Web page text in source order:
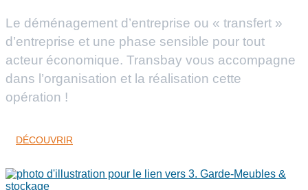
Le déménagement d’entreprise ou « transfert »
d’entreprise et une phase sensible pour tout
acteur économique. Transbay vous accompagne
dans l’organisation et la réalisation cette
opération !
DÉCOUVRIR